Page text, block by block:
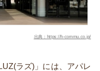
出典：https://h-commu.co.jp/
ラズ)」には、アパレ